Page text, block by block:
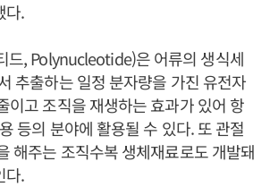
다.
드, Polynucleotide)은 어류의 생식세
추출하는 일정 분자량을 가진 유전자
이고 조직을 재생하는 효과가 있어 항
등의 분야에 활용될 수 있다. 또 관절
해주는 조직수복 생체재료로도 개발돼
다.